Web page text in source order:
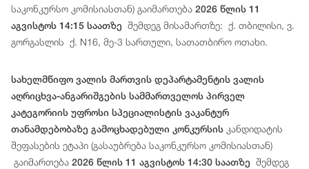
საკონკურსო კომისიასთან) გაიმართება 2026 წლის 11
აგვისტოს 14:15 საათზე შემდეგ მისამართზე: ქ. თბილისი, ვ.
გორგასლის ქ. N16, მე-3 სართული, სათათბირო ოთახი.
სახელმწიფო ვალის მართვის დეპარტამენტის ვალის
აღრიცხვა-ანგარიშგების სამმართველოს პირველ
კატეგორიის უფროსი სპეციალისტის ვაკანტურ
თანამდებობაზე გამოცხადებული კონკურსის კანდიდატის
შეფასების ეტაპი (გასაუბრება საკონკურსო კომისიასთან)
გაიმართება 2026 წლის 11 აგვისტოს 14:30 საათზე შემდეგ